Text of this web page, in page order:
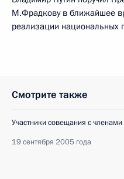
М.Фрадкову в ближайшее
реализации национальных
Смотрите также
Участники совещания с
19 сентября 2005 года